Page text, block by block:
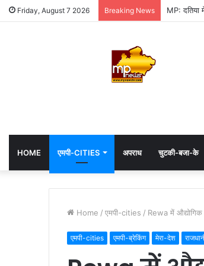
Friday, August 7 2026 Breaking News MP: दतिया
HOME एमपी-CITIES अपराध चुटकी-बजा-के
Home / एमपी-cities / Rewa में औद्योगिक
एमपी-cities एमपी-ब्रेकिंग मेरा-देश